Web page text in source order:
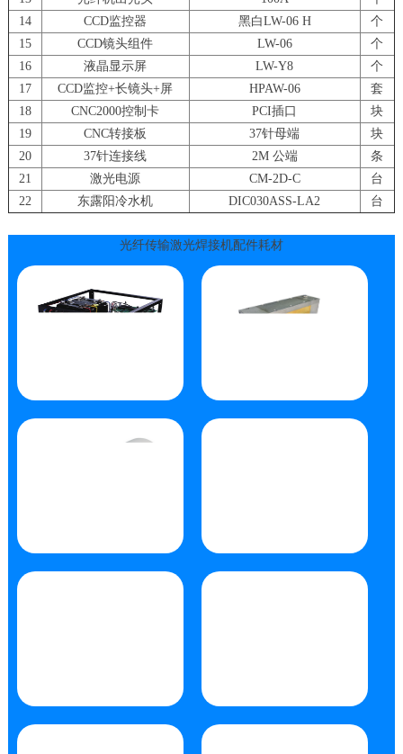
14
CCD监控器 黑白LW-06 H
个
15
CCD镜头组件 LW-06
个
16
液晶显示屏 LW-Y8
个
17
CCD监控+长镜头+屏 HPAW-06
套
18
CNC2000控制卡 PCI插口
块
19
CNC转接板 37针母端
块
20
37针连接线 2M 公端
条
21
激光电源 CM-2D-C
台
22
东露阳冷水机 DIC030ASS-LA2 台
光纤传输激光焊接机配件耗材